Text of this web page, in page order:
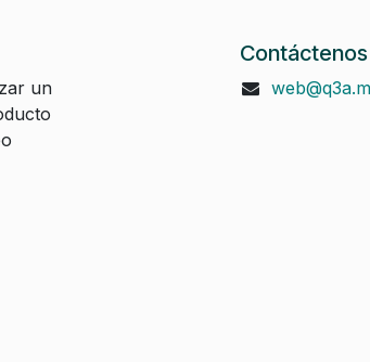
un
Contáctenos